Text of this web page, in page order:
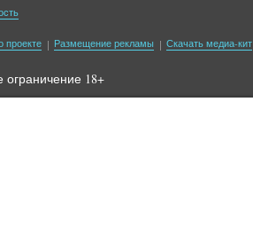
проекте Размещение рекламы Скачать медиа-кит
ограничение 18+